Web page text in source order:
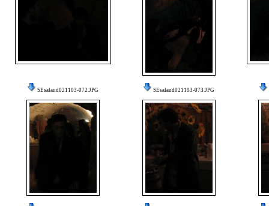
SEsalaud021103-072.JPG SEsalaud021103-073.JPG